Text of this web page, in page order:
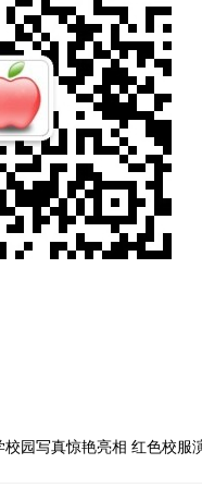
园写真惊艳亮相 红色校服